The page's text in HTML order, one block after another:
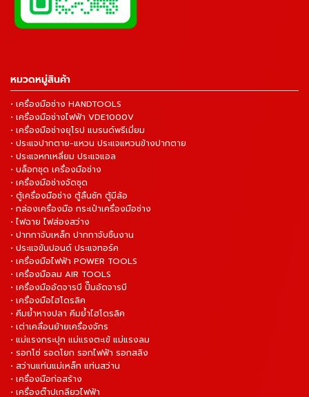
หมวดหมู่สินค้า
• เครื่องมือช่าง HANDTOOLS
• เครื่องมือช่างไฟฟ้า VDE1000V
• เครื่องมือช่างยุโรป แบรนด์พรีเมี่ยม
• ประแจปากตาย-แหวน ประแจแหวนข้างปากตาย
• ประแจหกเหลี่ยม ประแจแอล
• บล็อกชุด เครื่องมือช่าง
• เครื่องมือช่างจัดชุด
• ตู้เครื่องมือช่าง ตู้ลิ้นชัก ตู้มีล้อ
• กล่องเครื่องมือ กระเป๋าเครื่องมือช่าง
• ไฟฉาย ไฟส่องสว่าง
• ปากกาจับเหล็ก ปากกาจับชิ้นงาน
• ประแจขันปอนด์ ประแจทอร์ค
• เครื่องมือไฟฟ้า POWER TOOLS
• เครื่องมือลม AIR TOOLS
• เครื่องมืออัดจารบี ปั๊มอัดจารบี
• เครื่องมือไฮโดรลิค
• คีมย้ำหางปลา คีมย้ำไฮโดรลิค
• เต่าเคลื่อนย้ายเครื่องจักร
• แม่แรงกระปุก แม่แรงตะเข้ แม่แรงลม
• รอกโซ่ รอดโยก รอกไฟฟ้า รอกสลิง
• สว่านแท่นแม่เหล็ก แท่นสว่าน
• เครื่องมือก่อสร้าง
• เครื่องต๊าปเกลียวไฟฟ้า